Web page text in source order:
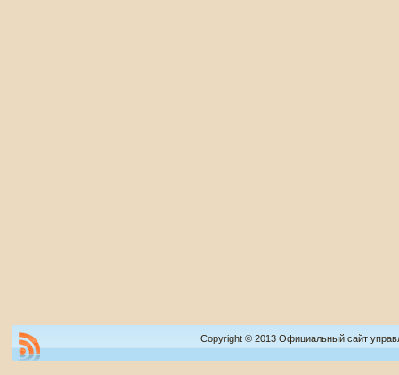
Copyright © 2013 Официальный сайт